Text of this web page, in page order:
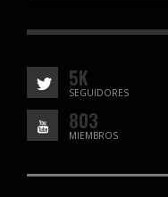
5K
SEGUIDORES
803
MIEMBROS